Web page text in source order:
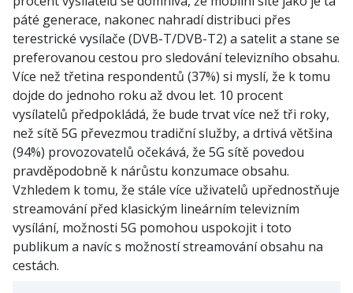
páté generace, nakonec nahradí distribuci přes
terestrické vysílače (DVB-T/DVB-T2) a satelit a stane se
preferovanou cestou pro sledování televizního obsahu.
Více než třetina respondentů (37%) si myslí, že k tomu
dojde do jednoho roku až dvou let. 10 procent
vysílatelů předpokládá, že bude trvat více než tři roky,
než sítě 5G převezmou tradiční služby, a drtivá většina
(94%) provozovatelů očekává, že 5G sítě povedou
pravděpodobně k nárůstu konzumace obsahu.
Vzhledem k tomu, že stále více uživatelů upřednostňuje
streamování před klasickým lineárním televizním
vysílání, možnosti 5G pomohou uspokojit i toto
publikum a navíc s možností streamování obsahu na
cestách.